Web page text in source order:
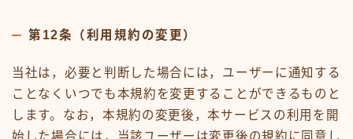
第12条（利用規約の変更）
当社は，必要と判断した場合には，ユーザーに通知する
ことなくいつでも本規約を変更することができるものと
します。なお，本規約の変更後，本サービスの利用を開
始した場合には，当該ユーザーは変更後の規約に同意し